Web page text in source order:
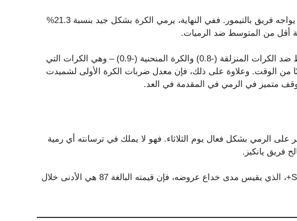
إن ترسانته من الرميات تجعله ناجحًا عندما يواجه فريق بالتيمور. ففي النهاية، يرمي الكرة بشكل جيد بنسبة 21.3%
كما أن أداء فريق أوريولز أقل من المتوسط ​​ضد الكرات المنزلقة (-0.8) والكرة المنحنية (-0.9) – وهي الكرات التي
في رميها بنسبة 40% تقريبًا من الوقت. وعلاوة على ذلك، فإن معدل ضربات الكرة الأولى لشميدت
الرمي بشكل فعال يوم الثلاثاء. فهو لا يملك في ترسانته أي رمية
فريق يانكيز.
وعلاوة على ذلك، إذا استخدمنا مقياس Stuff+، الذي يقيس مدى خداع عروضه، فإن قيمته البالغة 87 هي الأدنى خلال